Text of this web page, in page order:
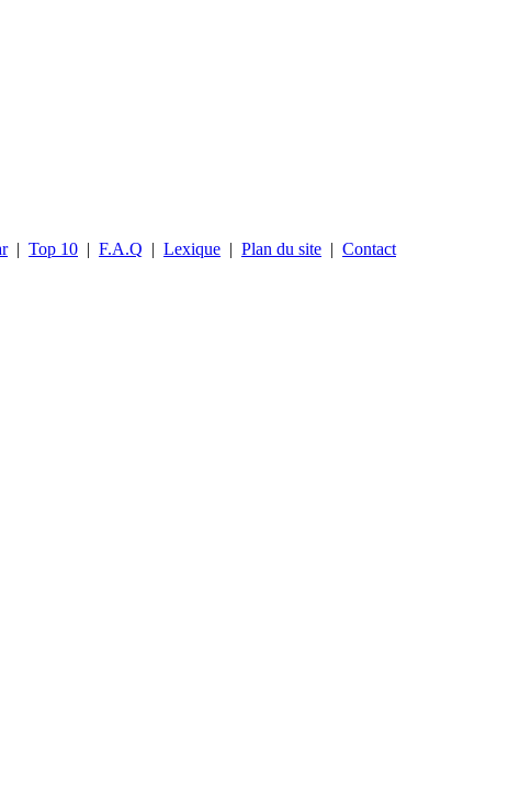
| Top 10 | F.A.Q | Lexique | Plan du site | Contact